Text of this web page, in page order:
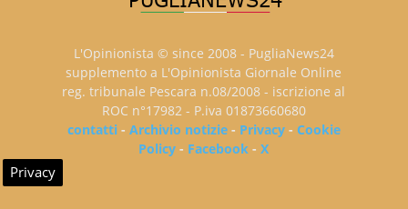
L'Opinionista © since 2008 - PugliaNews24
supplemento a L'Opinionista Giornale Online
reg. tribunale Pescara n.08/2008 - iscrizione al
ROC n°17982 - P.iva 01873660680
contatti- Archivio notizie- Privacy- Cookie
Policy - Facebook -X
Privacy